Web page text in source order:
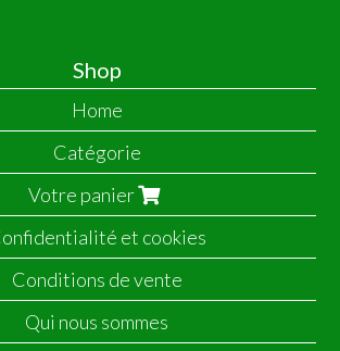
Shop
Home
Catégorie
Votre panier
et cookies
Conditions de vente
Qui nous sommes